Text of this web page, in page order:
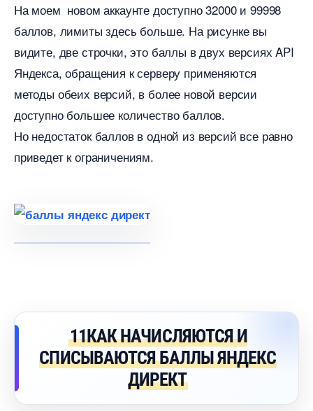
На моем новом аккаунте доступно 32000 и 99998
аллов, лимиты здесь больше. На рисунке вы
идите, две строчки, это баллы в двух версиях API
Яндекса, обращения к серверу применяются
методы обеих версий, в более новой версии
доступно большее количество баллов.
Но недостаток баллов в одной из версий все равно
приведет к ограничениям.
11КАК НАЧИСЛЯЮТСЯ И
СПИСЫВАЮТСЯ БАЛЛЫ ЯНДЕКС
ДИРЕКТ